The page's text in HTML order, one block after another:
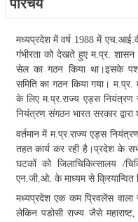
मध्यप्रदेश में वर्ष 1988 में
गंभीरता को देखते हुए म.प्र. शासन
सेल का गठन किया था।इसके
समिति का गठन किया गया। म.प्र.
के लिए म.प्र.राज्य एड्स नियंत्रण
नियंत्रण संगठन भारत सरकार द्वारा
वर्तमान में म.प्र.राज्य एड्स
तहत कार्य कर रही है।प्रदेश के
घटकों को जिलाचिकित्सालय /
एन.जी.ओ. के माध्यम से क्रियान्वित
मध्यप्रदेश एक कम प्रिवलेंस वाला
लेकिन पडोसी राज्य जैसे